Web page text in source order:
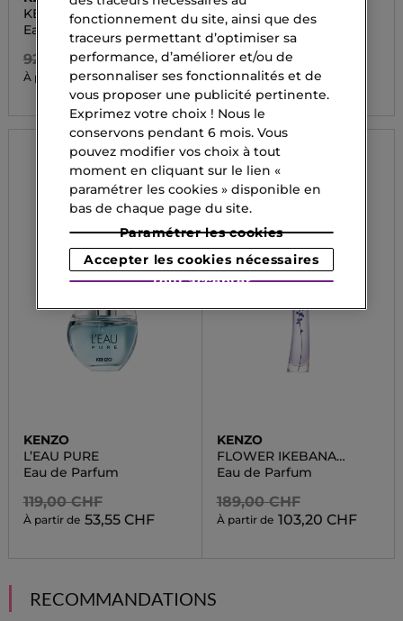
KENZO HOMME INDIGO
Eau de Toilette Relift
92,90 CHF
À partir de 62,25 CHF
KEN HOMME INDIGO
EDP
Eau de Parfum
169,00 CHF
À partir de 86,45 CHF
KENZO
L’EAU PURE
Eau de Parfum
119,00 CHF
À partir de 53,55 CHF
KENZO
FLOWER IKEBANA
INDIGO
Eau de Parfum
189,00 CHF
À partir de 103,20 CHF
RECOMMANDATIONS
fonctionnement du site, ainsi que des
traceurs permettant d’optimiser sa
performance, d’améliorer et/ou de
personnaliser ses fonctionnalités et de
vous proposer une publicité pertinente.
Exprimez votre choix ! Nous le
conservons pendant 6 mois. Vous
pouvez modifier vos choix à tout
moment en cliquant sur le lien «
paramétrer les cookies » disponible en
bas de chaque page du site.
Paramétrer les cookies
Accepter les cookies nécessaires
Tout accepter